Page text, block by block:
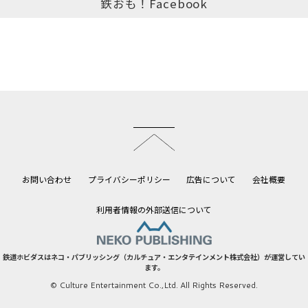
お問い合わせ プライバシーポリシー 広告について 会社概要
利用者情報の外部送信について
鉄道ホビダスはネコ・パブリッシング（カルチュア・エンタテインメント株式会社）が運営してい
ます。
© Culture Entertainment Co.,Ltd. All Rights Reserved.